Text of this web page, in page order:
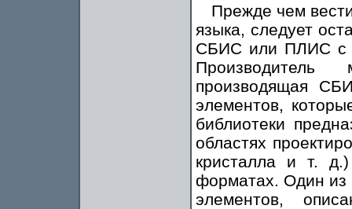
Прежде чем
языка, следует
СБИС или ПЛИС с
производящая
элементов,
библиотеки
областях
кристалла и т.
форматах. Один из
элементов,